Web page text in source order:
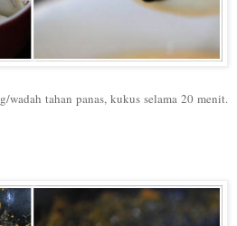
wadah tahan panas, kukus selama 20 menit.